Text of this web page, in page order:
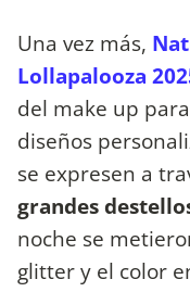
Una vez más,
Lollapalooza
del make up
diseños
se expresen a
grandes
noche se
glitter y el color